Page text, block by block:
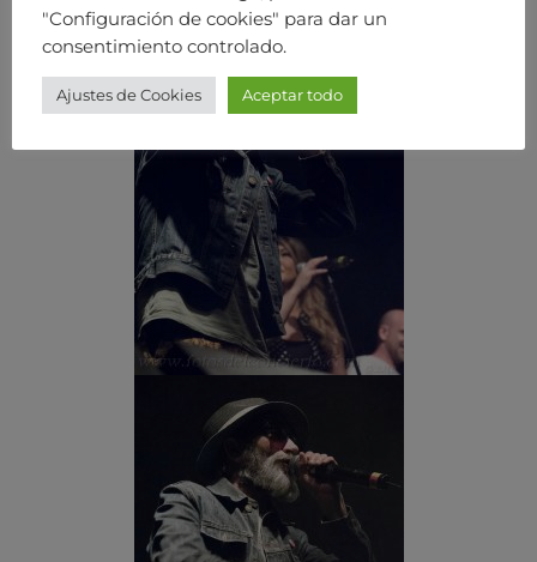
"Configuración de cookies" para dar un
consentimiento controlado.
Ajustes de Cookies Aceptar todo